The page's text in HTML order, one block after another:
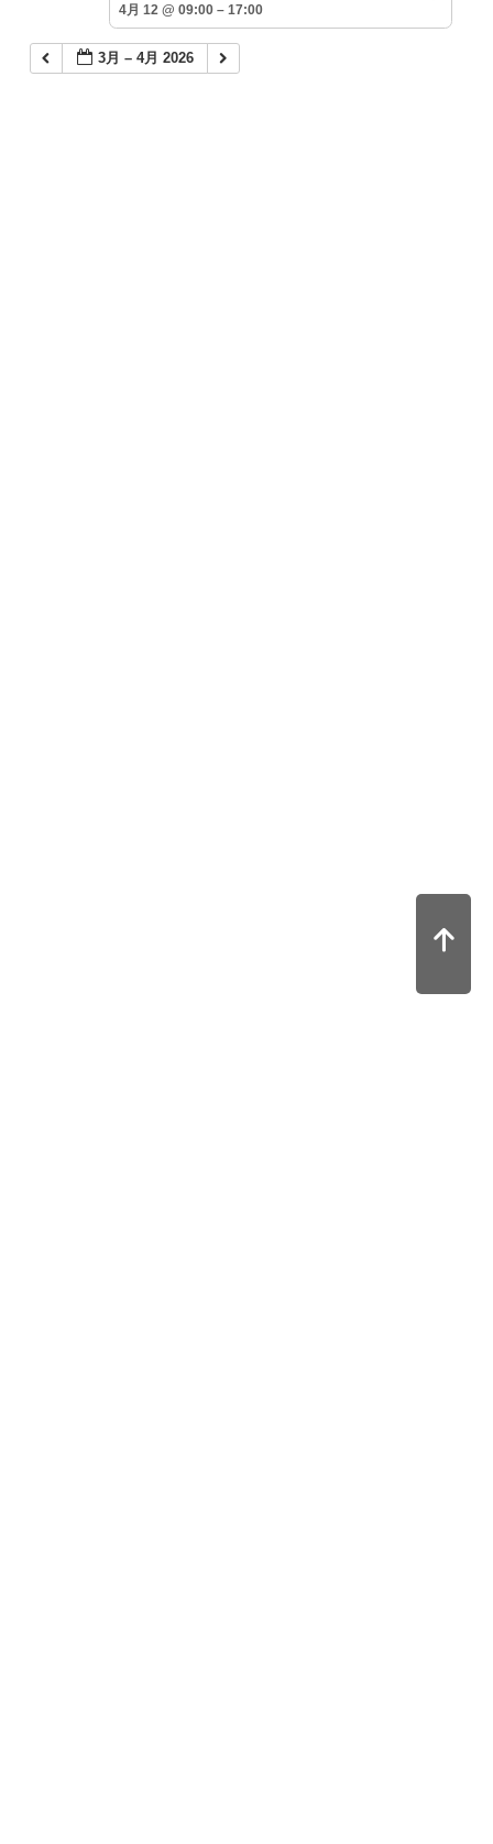
4月 12 @ 09:00 – 17:00
3月 – 4月 2026